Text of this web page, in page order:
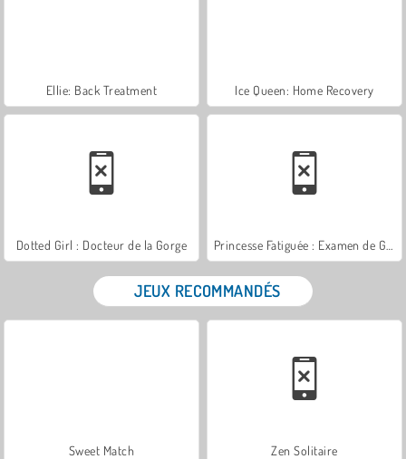
Ellie: Back Treatment Ice Queen: Home Recovery
Dotted Girl : Docteur de la Gorge
JEUX RECOMMANDÉS
Sweet Match Zen Solitaire